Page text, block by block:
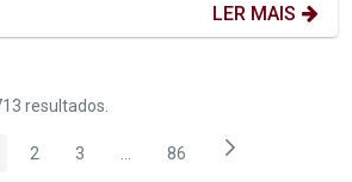
LER MAIS
resultados.
Página
2 Página
3 Páginas intermediárias Usar
Página
86